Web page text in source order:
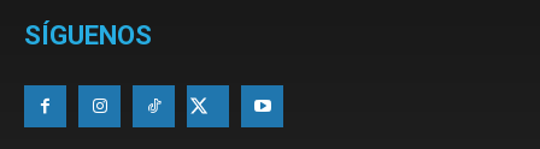
SÍGUENOS